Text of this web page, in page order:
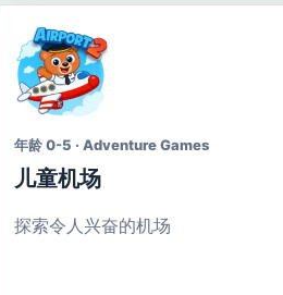
年龄 0-5 · Adventure Games
儿童机场
探索令人兴奋的机场